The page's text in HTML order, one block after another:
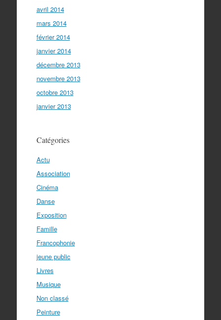
avril 2014
mars 2014
février 2014
janvier 2014
décembre 2013
novembre 2013
octobre 2013
janvier 2013
Catégories
Actu
Association
Cinéma
Danse
Exposition
Famille
Francophonie
jeune public
Livres
Musique
Non classé
Peinture